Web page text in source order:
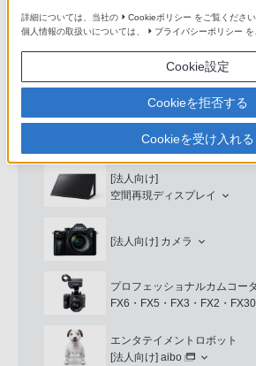
以下の製品・サービスは専用窓口が
アイコンをクリックしてリンク先の
業務用ディスプレイ・テレビ
[法人向け]ブラビア
[法人向け]
空間再現ディスプレイ
[法人向け] カメラ
プロフェッショナルカムコー
FX6・FX5・FX3・FX2・FX30
エンタテイメントロボット
[法人向け] aibo
詳細については、当社の Cookieポリシー をご覧ください
個人情報の取扱いについては、
プライバシーポリシー を
Cookie設定
Cookieを拒否する
Cookieを受け入れる